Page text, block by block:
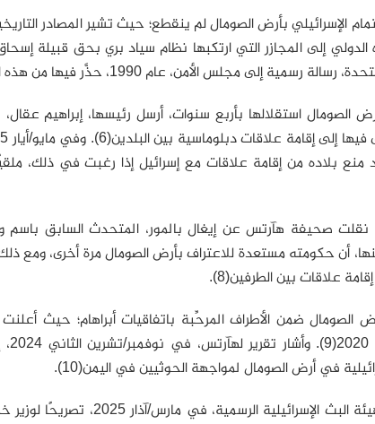
الإسرائيلي بأرض الصومال لم ينقطع؛ حيث تشير المصادر
رسمية إلى مجلس الأمن، عام 1990، حذَّر فيها من هذه الفظائع(5).
منع بلاده من إقامة علاقات مع إسرائيل إذا رغبت في ذلك،
2010، نقلت صحيفة هآرتس عن إيغال بالمور، المتحدث السابق
أن حكومته مستعدة للاعتراف بأرض الصومال مرة أخرى، ومع
علاقات بين الطرفين(8).
الصومال ضمن الأطراف المرحِّبة باتفاقيات أبراهام؛ حيث أعلنت
في أرض الصومال لمواجهة الحوثيين في اليمن(10).
كما نشرت هيئة البث